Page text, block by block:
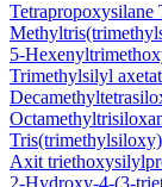
5-
Trimethylsilyl
Axit
2-Hydroxy-4-(3-